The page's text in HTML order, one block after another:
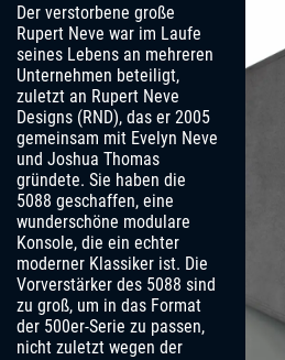
Der verstorbene große
Rupert Neve war im Laufe
seines Lebens an mehreren
Unternehmen beteiligt,
zuletzt an Rupert Neve
Designs (RND), das er 2005
gemeinsam mit Evelyn Neve
und Joshua Thomas
gründete. Sie haben die
5088 geschaffen, eine
wunderschöne modulare
Konsole, die ein echter
moderner Klassiker ist. Die
Vorverstärker des 5088 sind
zu groß, um in das Format
der 500er-Serie zu passen,
nicht zuletzt wegen der